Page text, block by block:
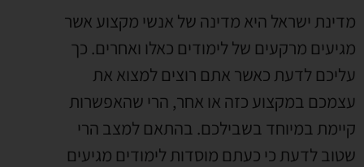
מדינת ישראל היא מדינה של אנשי מקצוע אשר
מגיעים מרקעים של לימודים כאלו ואחרים. כך
עליכם לדעת כאשר אתם רוצים למצוא את
עצמכם במקצוע כזה או אחר, הרי שהאפשרות
קיימת במיוחד בשבילכם. בהתאם למצב הרי
שטוב לדעת כי כעתם מוסדות לימודים מגיעים